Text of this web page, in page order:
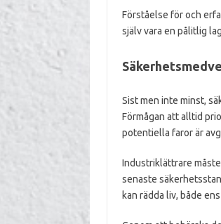
Förståelse för och
själv vara en pålitlig
Sist men inte minst,
Förmågan att alltid
potentiella faror är
Industriklättrare
senaste
kan rädda liv, både